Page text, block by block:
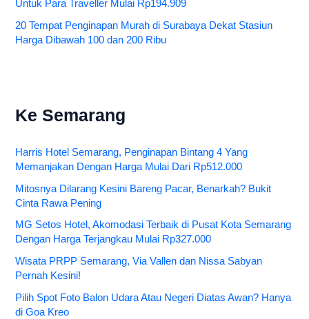
Untuk Para Traveller Mulai Rp194.909
20 Tempat Penginapan Murah di Surabaya Dekat Stasiun
Harga Dibawah 100 dan 200 Ribu
Ke Semarang
Harris Hotel Semarang, Penginapan Bintang 4 Yang
Memanjakan Dengan Harga Mulai Dari Rp512.000
Mitosnya Dilarang Kesini Bareng Pacar, Benarkah? Bukit
Cinta Rawa Pening
MG Setos Hotel, Akomodasi Terbaik di Pusat Kota Semarang
Dengan Harga Terjangkau Mulai Rp327.000
Wisata PRPP Semarang, Via Vallen dan Nissa Sabyan
Pernah Kesini!
Pilih Spot Foto Balon Udara Atau Negeri Diatas Awan? Hanya
di Goa Kreo